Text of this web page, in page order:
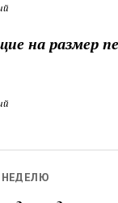
на размер